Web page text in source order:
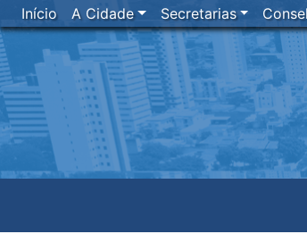
Início A Cidade Secretarias